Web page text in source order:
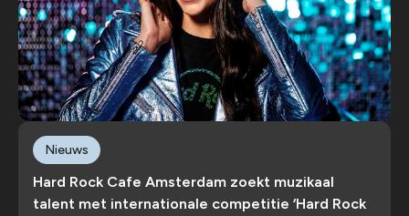
Hard Rock Cafe Amsterdam zoekt muzikaal
talent met internationale competitie ‘Hard Rock
Nieuws